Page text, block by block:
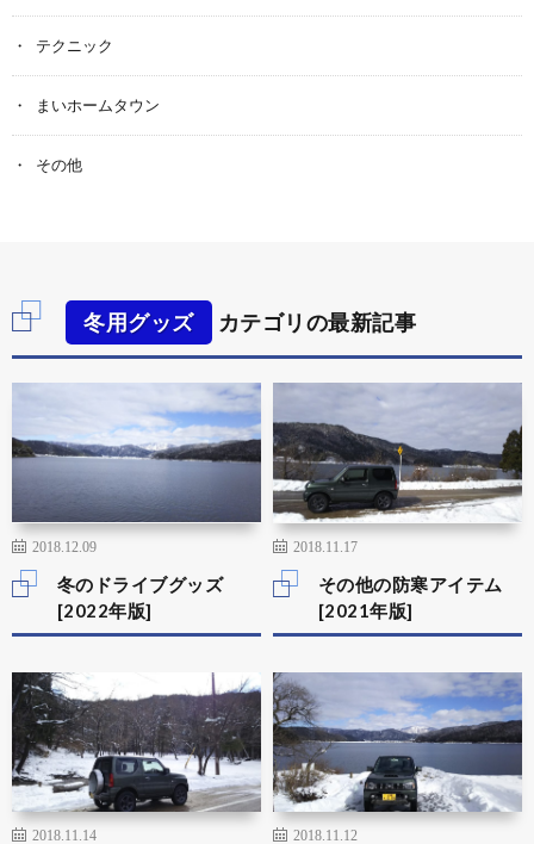
テクニック
まいホームタウン
その他
冬用グッズ カテゴリの最新記事
2018.12.09
冬のドライブグッズ
[2022年版]
2018.11.17
その他の防寒アイテム
[2021年版]
2018.11.14 2018.11.12